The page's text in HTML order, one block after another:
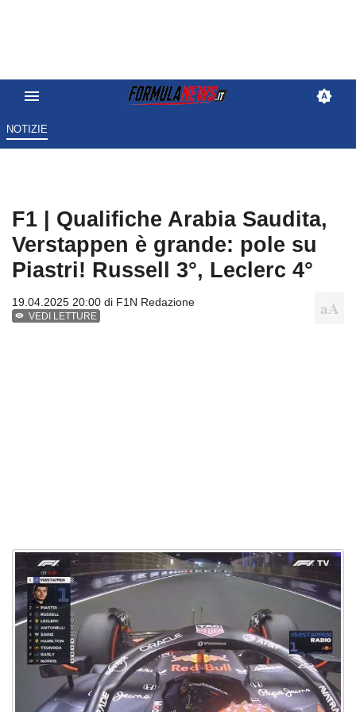
NOTIZIE
F1 | Qualifiche Arabia Saudita,
Verstappen è grande: pole su
Piastri! Russell 3°, Leclerc 4°
19.04.2025 20:00 di F1N Redazione
VEDI LETTURE